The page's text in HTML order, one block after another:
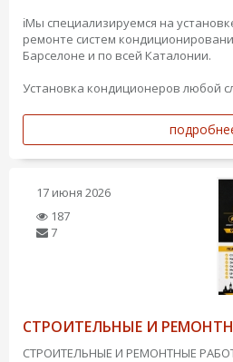
ℹ️Мы специализируемся на
ремонте систем
Барселоне и по всей Каталонии.
Установка кондиционеров любой
17 июня 2026
187
7
СТРОИТЕЛЬНЫЕ И
СТРОИТЕЛЬНЫЕ И РЕМОНТНЫЕ